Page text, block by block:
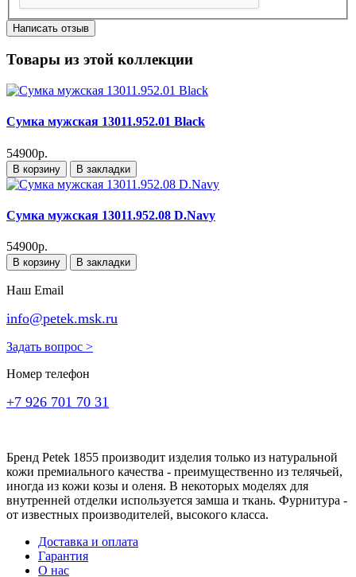
Написать отзыв
Товары из этой коллекции
Сумка мужская 13011.952.01 Black
54900р.
В корзину В закладки
Сумка мужская 13011.952.08 D.Navy
54900р.
В корзину В закладки
Наш Email
info@petek.msk.ru
Задать вопрос >
Номер телефон
+7 926 701 70 31
Бренд Petek 1855 производит изделия только из натуральной
кожи премиального качества - преимущественно из телячьей,
иногда из кожи козы и оленя. В некоторых моделях для
внутренней отделки используется замша и ткань. Фурнитура -
от известных производителей, высокого класса.
Доставка и оплата
Гарантия
О нас